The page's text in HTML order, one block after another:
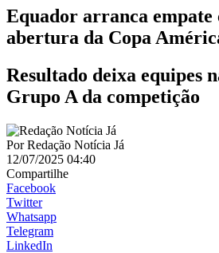
Equador arranca empate
abertura da Copa
Resultado deixa equipes
Grupo A da competição
PorRedação Notícia Já
12/07/2025 04:40
Compartilhe
Facebook
Twitter
Whatsapp
Telegram
LinkedIn